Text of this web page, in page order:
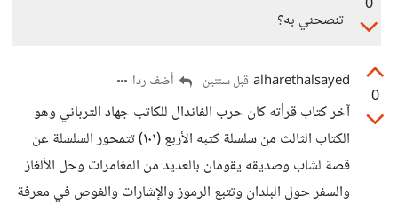
0
تنصحني به؟
0
alharethalsayed قبل سنتين أضف ردا
آخر كتاب قرأته كان حرب الفاندال للكاتب جهاد الترباني وهو
الكتاب الثالث من سلسلة كتبه الأربع (١٠١) تتمحور السلسلة عن
قصة لشاب وصديقه يقومان بالعديد من المغامرات وحل الألغاز
والسفر حول البلدان وتتبع الرموز والإشارات والغوص في معرفة